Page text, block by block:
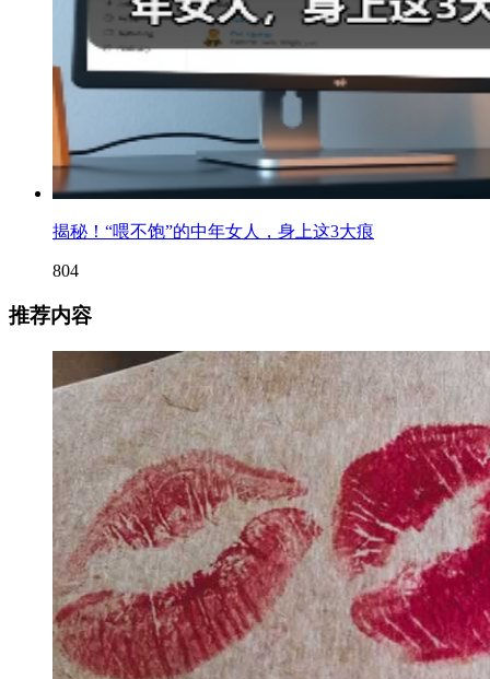
揭秘！“喂不饱”的中年女人，身上这3大痕
804
推荐内容